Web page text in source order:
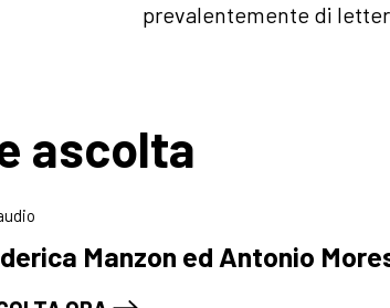
prevalentemente di
ascolta
Manzon ed Antonio